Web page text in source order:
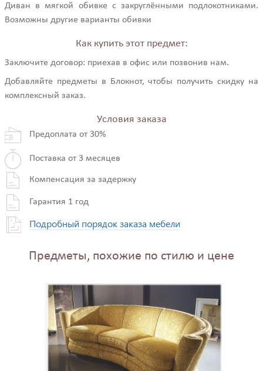
Диван в мягкой обивке с закруглёнными подлокотниками.
Возможны другие варианты обивки
Как купить этот предмет:
Заключите договор: приехав в офис или позвонив нам.
Добавляйте предметы в Блокнот, чтобы получить скидку на
комплексный заказ.
Условия заказа
Предоплата от 30%
Поставка от 3 месяцев
Компенсация за задержку
Гарантия 1 год
Подробный порядок заказа мебели
Предметы, похожие по стилю и цене